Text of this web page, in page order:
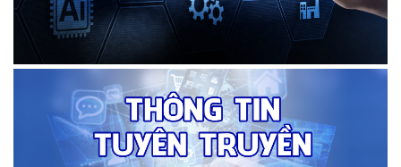
tháng năm 2026
(21/04/2026)
Công bố công khai quyết toán ngân sách xã Đắk Phơi năm
(06/04/2026)
Thônh báo mất giấy chứng nhận quyền sử dụng đất của ông Vũ